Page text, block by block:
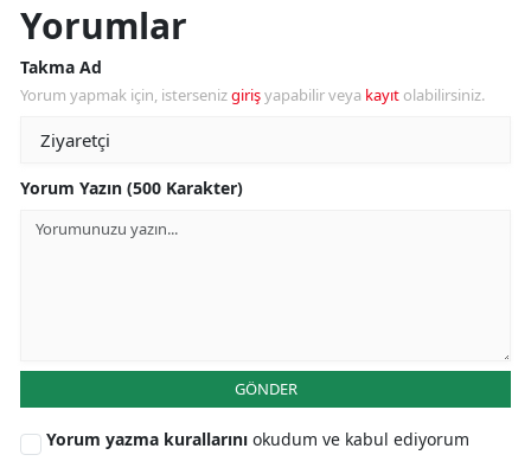
Yorumlar
Takma Ad
Yorum yapmak için, istersenizgirişyapabilir veya kayıt olabilirsiniz.
Yorum Yazın (500 Karakter)
GÖNDER
Yorum yazma kurallarını okudum ve kabul ediyorum